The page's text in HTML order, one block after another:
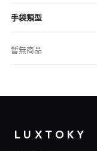
手袋類型
暫無商品
LUXTOKY